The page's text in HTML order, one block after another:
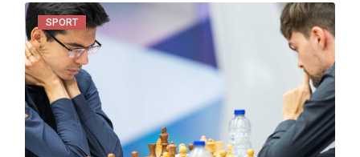
SPORT